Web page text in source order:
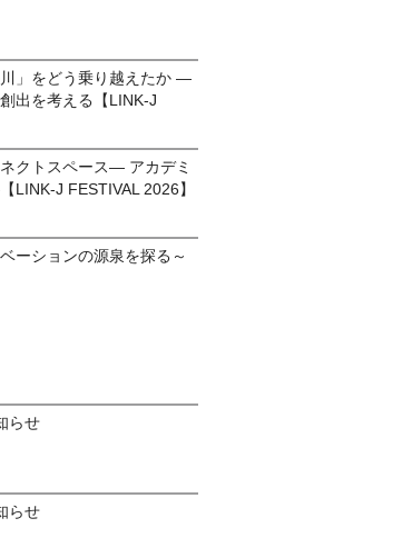
川」をどう乗り越えたか ―
出を考える【LINK-J
クトスペース― アカデミ
LINK-J FESTIVAL 2026】
ーションの源泉を探る～
らせ
らせ